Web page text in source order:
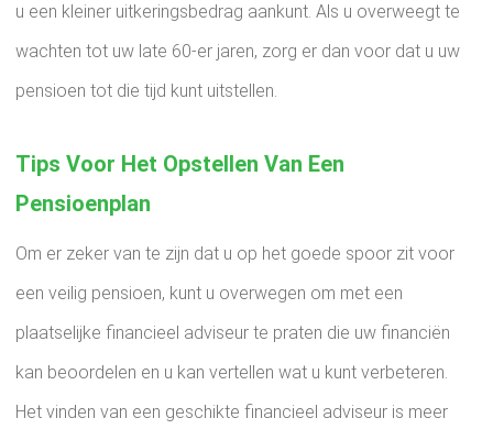
u een kleiner uitkeringsbedrag aankunt. Als u overweegt te
wachten tot uw late 60-er jaren, zorg er dan voor dat u uw
pensioen tot die tijd kunt uitstellen.
Tips Voor Het Opstellen Van Een
Pensioenplan
Om er zeker van te zijn dat u op het goede spoor zit voor
een veilig pensioen, kunt u overwegen om met een
plaatselijke financieel adviseur te praten die uw financiën
kan beoordelen en u kan vertellen wat u kunt verbeteren.
Het vinden van een geschikte financieel adviseur is meer